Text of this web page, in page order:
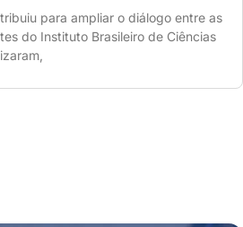
para ampliar o diálogo entre as
do Instituto Brasileiro de Ciências